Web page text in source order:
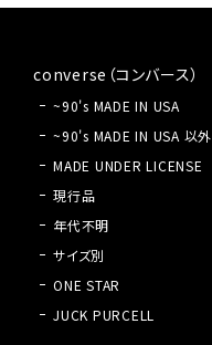
converse（コンバース）
~90's MADE IN USA
~90's MADE IN USA 以外
MADE UNDER LICENSE
現行品
年代不明
サイズ別
ONE STAR
JUCK PURCELL